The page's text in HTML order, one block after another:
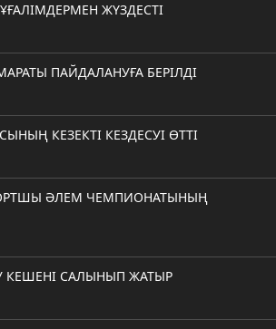
ЖҮЗДЕСТІ
ПАЙДАЛАНУҒА БЕРІЛДІ
КЕЗЕКТІ КЕЗДЕСУІ ӨТТІ
ӘЛЕМ ЧЕМПИОНАТЫНЫҢ
КЕШЕНІ САЛЫНЫП ЖАТЫР